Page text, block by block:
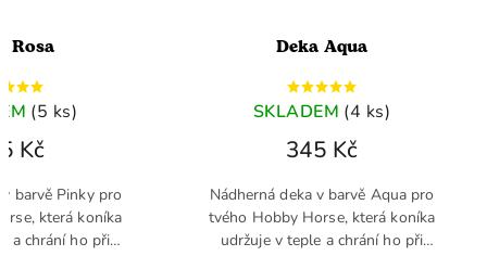
Rosa
(5 ks)
Kč
barvě Pinky pro
která koníka
a chrání ho při
Deka Aqua
SKLADEM (4 ks)
345 Kč
Nádherná deka v barvě Aqua pro
tvého Hobby Horse, která koníka
udržuje v teple a chrání ho při